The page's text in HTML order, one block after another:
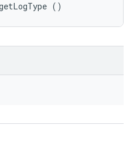
()